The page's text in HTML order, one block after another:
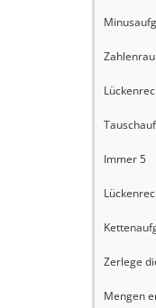
Immer 5
Zerlege
Mengen